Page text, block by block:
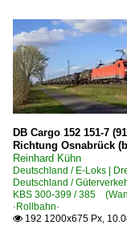
DB Cargo 152 151-7
Richtung Osnabrück
Reinhard Kühn
Deutschland / E-Loks |
Deutschland /
KBS 300-399 / 385
·Rollbahn·
 192 1200x675 Px,